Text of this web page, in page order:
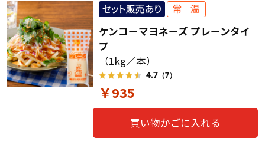
ケンコーマヨネーズ プレーンタイ
プ
（1kg／本）
4.7（7）
￥935
買い物かごに入れる